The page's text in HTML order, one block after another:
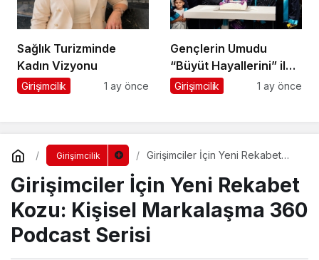
Sağlık Turizminde
Kadın Vizyonu
Girişimcilik 1 ay önce
Gençlerin Umudu
“Büyüt Hayallerini” ile
267 Genç Daha
Girişimcilik 1 ay önce
Girişimcilik
Girişimciler İçin Yeni Rekabet
Podcast Serisi
Girişimciler İçin Yeni Rekabet
Kozu: Kişisel Markalaşma 360
Podcast Serisi